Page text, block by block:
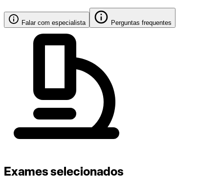
Falar com especialista Perguntas frequentes
Exames selecionados